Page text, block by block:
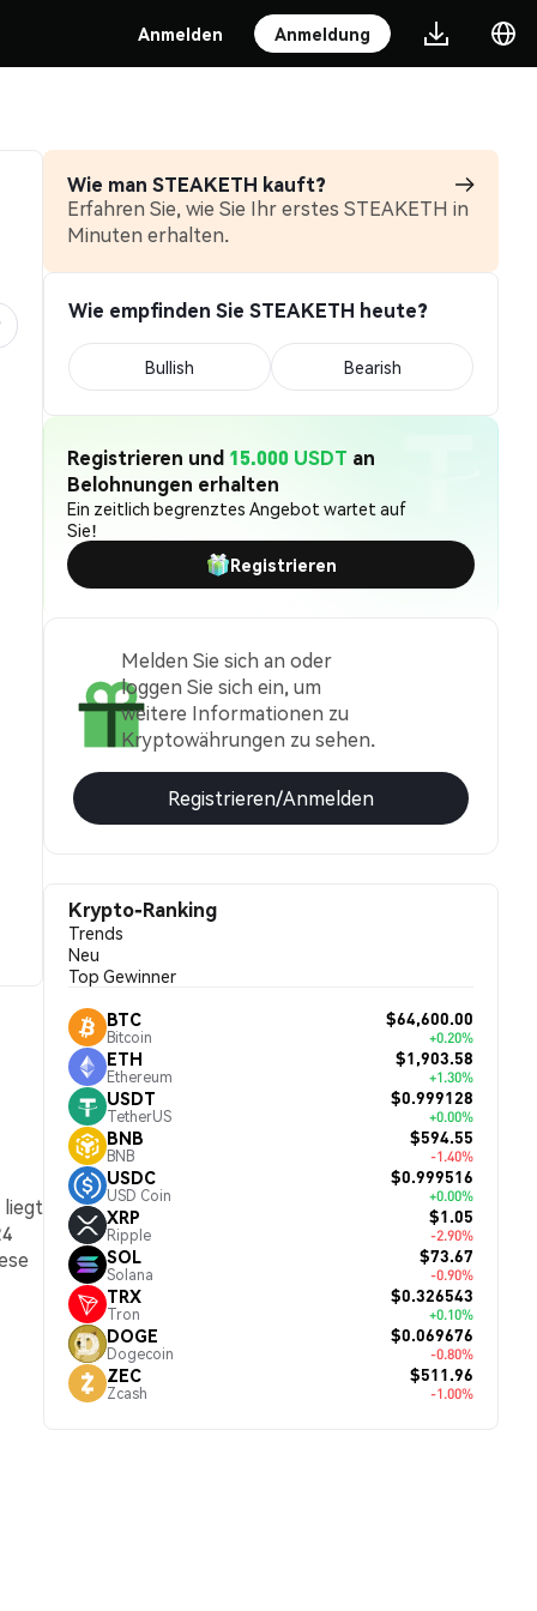
Anmelden Anmeldung
liegt
Wie man STEAKETH kauft?
Erfahren Sie, wie Sie Ihr erstes STEAKETH in
Minuten erhalten.
Wie empfinden Sie STEAKETH heute?
Bullish Bearish
Registrieren und 15.000 USDT an
Belohnungen erhalten
Ein zeitlich begrenztes Angebot wartet auf
Sie!
Registrieren
Melden Sie sich an oder
loggen Sie sich ein, um
weitere Informationen zu
Kryptowährungen zu sehen.
Registrieren/Anmelden
Krypto-Ranking
Trends
Neu
Top Gewinner
BTC
Bitcoin
$64,600.00
+0.20%
ETH
Ethereum
$1,903.58
+1.30%
USDT
TetherUS
$0.999128
+0.00%
BNB
BNB
$594.55
-1.40%
USDC
USD Coin
$0.999516
+0.00%
XRP
Ripple
$1.05
-2.90%
SOL
Solana
$73.67
-0.90%
TRX
Tron
$0.326543
+0.10%
DOGE
Dogecoin
$0.069676
-0.80%
ZEC
Zcash
$511.96
-1.00%